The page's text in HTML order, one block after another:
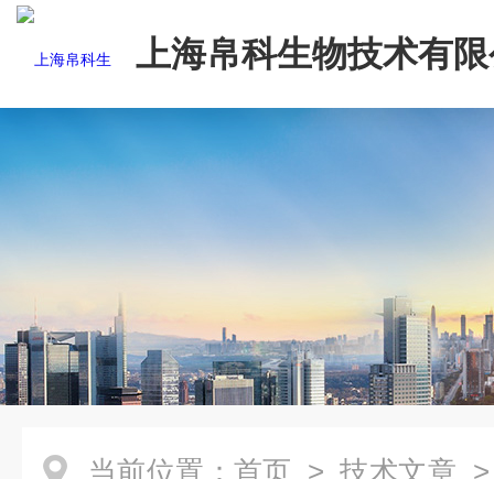
上海帛科生物技术有
当前位置： 首页 > 技术文章